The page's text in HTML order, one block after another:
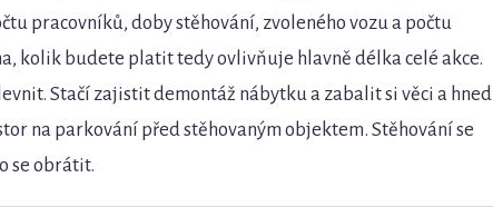
pracovníků, doby stěhování, zvoleného vozu a počtu
kolik budete platit tedy ovlivňuje hlavně délka celé akce.
Stačí zajistit demontáž nábytku a zabalit si věci a hned
na parkování před stěhovaným objektem. Stěhování se
se obrátit.